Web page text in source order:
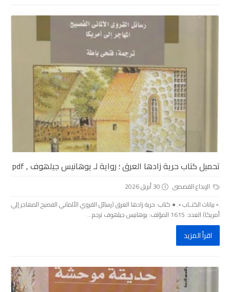
تحميل كتاب حرية زادھا العرق ؛ رواية لـ يوھانيس جيلھوف , pdf
الإبداع القصصى
30 أبريل 2026
.▫️ بيانات الكتــاب ▫️. ● كتاب: حرية زادھا العرق (رسائل القروي الألماني الفصيح المھاجر إلي
أمريكا) العدد: 1615 المؤلف: يوھانيس جيلھوف ترجم...
اقرأ المزيد